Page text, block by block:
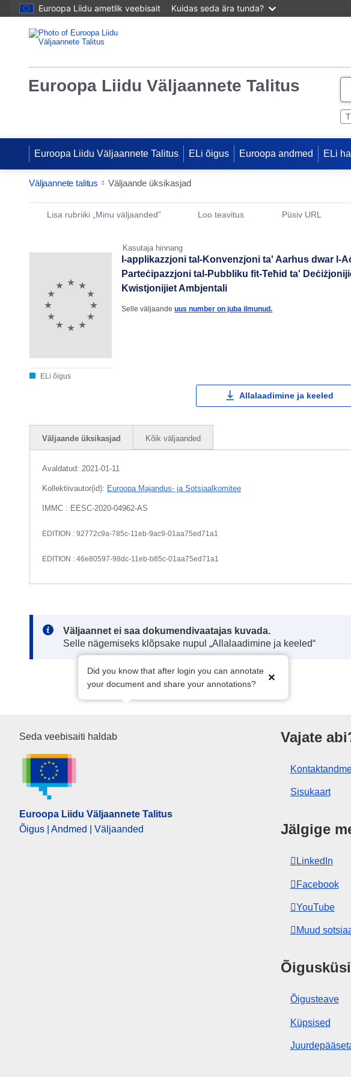
Euroopa Liidu ametlik veebisait Kuidas seda ära tunda?
Euroopa Liidu Väljaannete Talitus
e
Euroopa Liidu Väljaannete Talitus ELi õigus Euroopa andmed ELi
Väljaannete talitus Väljaande üksikasjad
Publication Detail Actions Portlet
Lisa rubriiki „Minu väljaanded” Loo teavitus Püsiv URL
Kasutaja hinnang
ELi õigus
l-applikazzjoni tal-Konvenzjoni ta' Aarhus dwar l-
Parteċipazzjoni tal-Pubbliku fit-Teħid ta'
Kwistjonijiet Ambjentali
Selle väljaandeuus number on juba ilmunud.
Allalaadimine ja keeled
Väljaande üksikasjad Kõik väljaanded
Avaldatud: 2021-01-11
Kollektiivautor(id): Euroopa Majandus- ja Sotsiaalkomitee
IMMC : EESC-2020-04962-AS
EDITION : 92772c9a-785c-11eb-9ac9-01aa75ed71a1
EDITION : 46e80597-98dc-11eb-b85c-01aa75ed71a1
Note:
Väljaannet ei saa dokumendivaatajas kuvada.
Selle nägemiseks klõpsake nupul „Allalaadimine ja keeled“
Did you know that after login you can annotate
your document and share your annotations?
Euroopa Liidu Väljaannete Talitus
Seda veebisaiti haldab
Euroopa Liidu Väljaannete Talitus
Õigus | Andmed | Väljaanded
Vajate
Sisukaart
Jälgige
LinkedIn
Facebook
YouTube
Muud
Õigusteave
Küpsised